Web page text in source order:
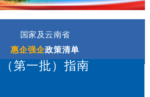
国家及云南省
惠企强企政策清单
（第一批）指南